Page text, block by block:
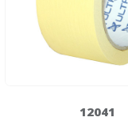
12041